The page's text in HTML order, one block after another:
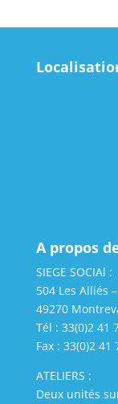
A propos
SIEGE SOCIAl :
504 Les Alliés
49270
Tél : 33(0)2 41
Fax : 33(0)2 41
ATELIERS :
Deux unités